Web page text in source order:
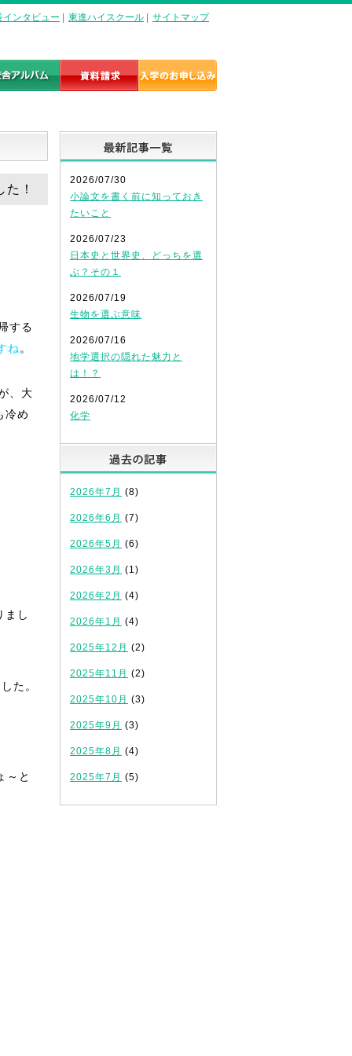
インタビュー 東進ハイスクール サイトマップ
！
する
ね 。
、大
冷め
まし
た。
～と
2026/07/30
小論文を書く前に知っておき
たいこと
2026/07/23
日本史と世界史、どっちを選
ぶ？その１
2026/07/19
生物を選ぶ意味
2026/07/16
地学選択の隠れた魅力と
は！？
2026/07/12
化学
2026年7月 (8)
2026年6月 (7)
2026年5月 (6)
2026年3月 (1)
2026年2月 (4)
2026年1月 (4)
2025年12月 (2)
2025年11月 (2)
2025年10月 (3)
2025年9月 (3)
2025年8月 (4)
2025年7月 (5)